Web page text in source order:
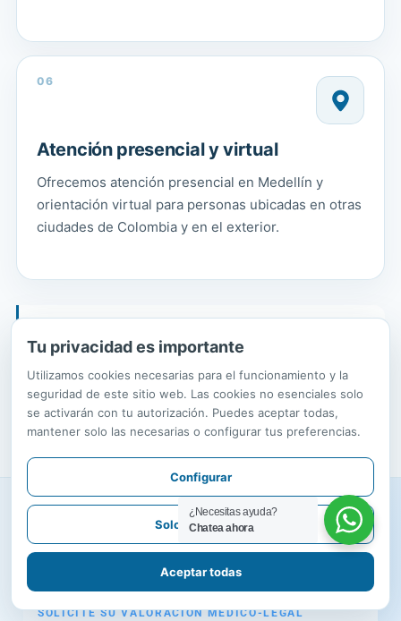
Tu privacidad es importante
Utilizamos cookies necesarias para el funcionamiento y la
seguridad de este sitio web. Las cookies no esenciales solo
se activarán con tu autorización. Puedes aceptar todas,
mantener solo las necesarias o configurar tus preferencias.
Configurar
Solo necesarias
Aceptar todas
06
Atención presencial y virtual
Ofrecemos atención presencial en Medellín y
orientación virtual para personas ubicadas en otras
ciudades de Colombia y en el exterior.
análisis y respeto por la realidad de cada
persona.
SOLICITE SU VALORACIÓN MÉDICO-LEGAL
¿Necesitas ayuda?
Chatea ahora